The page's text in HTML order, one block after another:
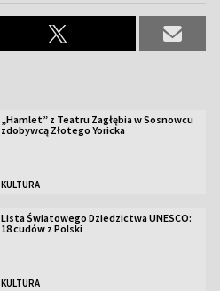
„Hamlet” z Teatru Zagłębia w Sosnowcu
zdobywcą Złotego Yoricka
KULTURA
Lista Światowego Dziedzictwa UNESCO:
18 cudów z Polski
KULTURA